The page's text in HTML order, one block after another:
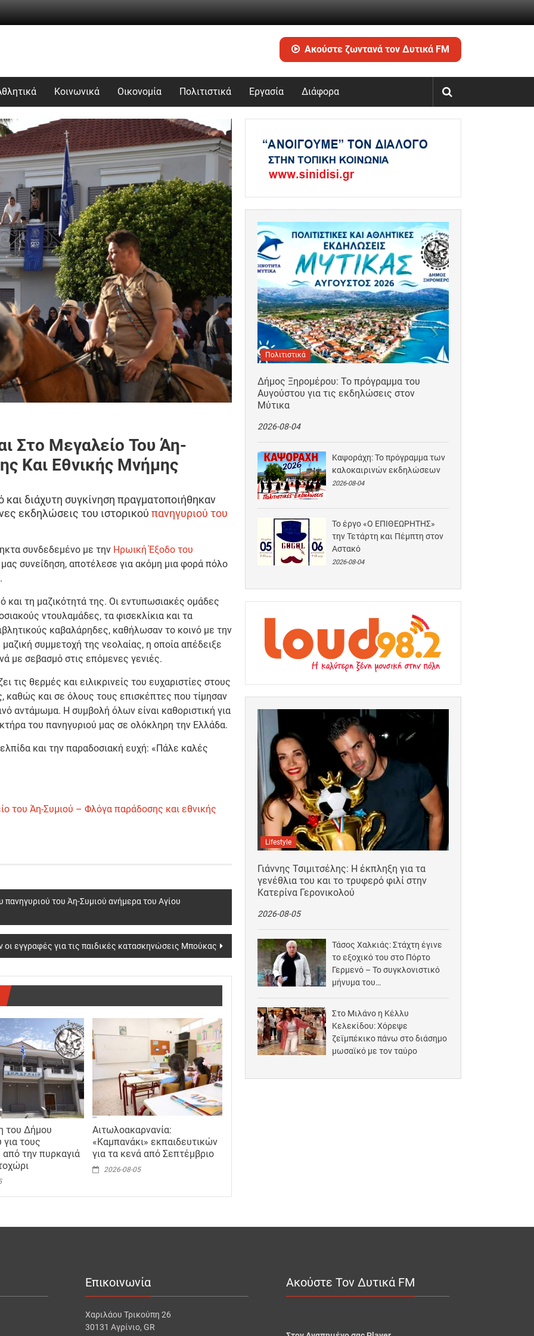
Ακούστε ζωντανά τον Δυτικά FM
Κοινωνικά Οικονομία Πολιτιστικά Εργασία Διάφορα
Στο Μεγαλείο Του Άη-
Και Εθνικής Μνήμης
διάχυτη συγκίνηση πραγματοποιήθηκαν
εκδηλώσεις του ιστορικού πανηγυριού του
συνδεδεμένο με την Ηρωική Έξοδο του
συνείδηση, αποτέλεσε για ακόμη μια φορά πόλο
και τη μαζικότητά της. Οι εντυπωσιακές ομάδες
ντουλαμάδες, τα φισεκλίκια και τα
καβαλάρηδες, καθήλωσαν το κοινό με την
συμμετοχή της νεολαίας, η οποία απέδειξε
με σεβασμό στις επόμενες γενιές.
θερμές και ειλικρινείς του ευχαριστίες στους
και σε όλους τους επισκέπτες που τίμησαν
αντάμωμα. Η συμβολή όλων είναι καθοριστική για
του πανηγυριού μας σε ολόκληρη την Ελλάδα.
και την παραδοσιακή ευχή: «Πάλε καλές
του Άη-Συμιού – Φλόγα παράδοσης και εθνικής
του Άη-Συμιού ανήμερα του Αγίου
οι εγγραφές για τις παιδικές κατασκηνώσεις Μπούκας
του Δήμου
τους
την πυρκαγιά
Αιτωλοακαρνανία:
«Καμπανάκι» εκπαιδευτικών
για τα κενά από Σεπτέμβριο
2026-08-05
Πολιτιστικά
Δήμος Ξηρομέρου: Το πρόγραμμα του
Αυγούστου για τις εκδηλώσεις στον
Μύτικα
2026-08-04
Καψοράχη: Το πρόγραμμα των
καλοκαιρινών εκδηλώσεων
2026-08-04
Το έργο «Ο ΕΠΙΘΕΩΡΗΤΗΣ»
την Τετάρτη και Πέμπτη στον
Αστακό
2026-08-04
Lifestyle
Γιάννης Τσιμιτσέλης: Η έκπληξη για τα
γενέθλια του και το τρυφερό φιλί στην
Κατερίνα Γερονικολού
2026-08-05
Τάσος Χαλκιάς: Στάχτη έγινε
το εξοχικό του στο Πόρτο
Γερμενό – Το συγκλονιστικό
μήνυμα του…
Στο Μιλάνο η Κέλλυ
Κελεκίδου: Χόρεψε
ζεϊμπέκικο πάνω στο διάσημο
μωσαϊκό με τον ταύρο
Επικοινωνία
Χαριλάου Τρικούπη 26
30131 Αγρίνιο, GR
Ακούστε Τον Δυτικά FM